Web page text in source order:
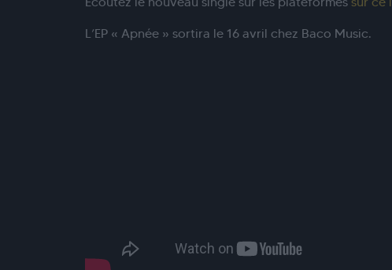
L’EP « Apnée » sortira le 16 avril chez Baco Music.